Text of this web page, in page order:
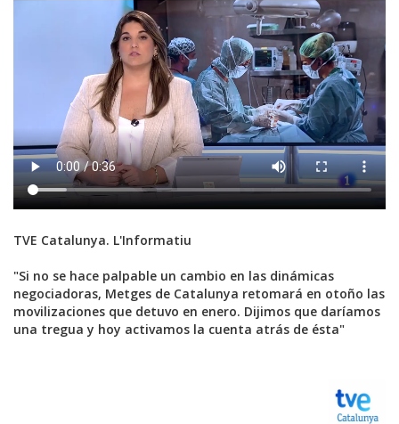
TVE Catalunya. L'Informatiu
"Si no se hace palpable un cambio en las dinámicas
negociadoras, Metges de Catalunya retomará en otoño las
movilizaciones que detuvo en enero. Dijimos que daríamos
una tregua y hoy activamos la cuenta atrás de ésta"
Font